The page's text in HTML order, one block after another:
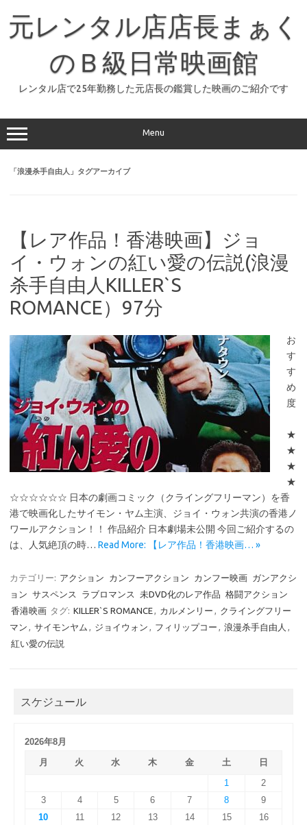
元レンタル店店長まぁく
のＢ級日常映画館
レンタル店で25年勤務した元店長の鑑賞した映画のご紹介です
Menu
「浪漫杀手自由人 」タグアーカイブ
【レア作品！香港映画】ジョ
イ・ウォンの紅い愛の伝説(浪漫
杀手自由人KILLER`S
ROMANCE）97分
お
す
す
め
度
★
★
★
★
☆☆☆☆☆☆ 日本の劇画コミック（クライングフリーマン）を香
港で映画化したサイモン・ヤム主演、ジョイ・ウォン共演の香港ノ
ワールアクション！！ 作品紹介 日本劇場未公開 今回ご紹介するの
は、人気絶頂の時… Read More: 【レア作品！香港映画… »
カテゴリー: アクション カンフーアクション カンフー映画 ガンアクシ
ョン サスペンス ラブロマンス 未DVD化のレア作品 格闘アクション
香港映画 タグ: KILLER`S ROMANCE, カルメンリー , クライングフリー
マン , サイモンヤム , ジョイウォン , フィリップコー , 浪漫杀手自由人 ,
紅い愛の伝説
スケジュール
2026年8月
月
火 水 木 金 土
日
1
2
3
4 5 6 7 8
9
10
11 12 13 14 15
16